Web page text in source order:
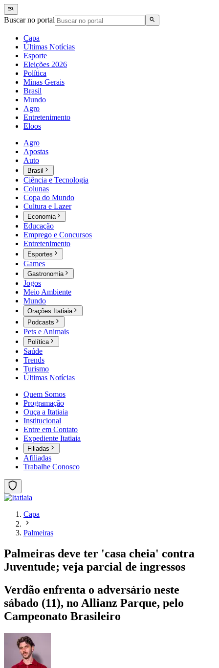
Buscar no portal
Capa
Últimas Notícias
Esporte
Eleições 2026
Política
Minas Gerais
Brasil
Mundo
Agro
Entretenimento
Eloos
Agro
Apostas
Auto
Brasil
Ciência e Tecnologia
Colunas
Copa do Mundo
Cultura e Lazer
Economia
Educação
Emprego e Concursos
Entretenimento
Esportes
Games
Gastronomia
Jogos
Meio Ambiente
Mundo
Orações Itatiaia
Podcasts
Pets e Animais
Política
Saúde
Trends
Turismo
Últimas Notícias
Quem Somos
Programação
Ouça a Itatiaia
Institucional
Entre em Contato
Expediente Itatiaia
Filiadas
Afiliadas
Trabalhe Conosco
Capa
Palmeiras
Palmeiras deve ter 'casa cheia' contra
Juventude; veja parcial de ingressos
Verdão enfrenta o adversário neste
sábado (11), no Allianz Parque, pelo
Campeonato Brasileiro